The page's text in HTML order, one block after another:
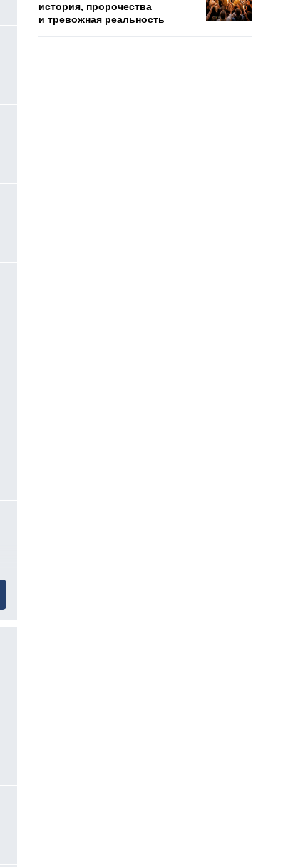
история, пророчества
и тревожная реальность